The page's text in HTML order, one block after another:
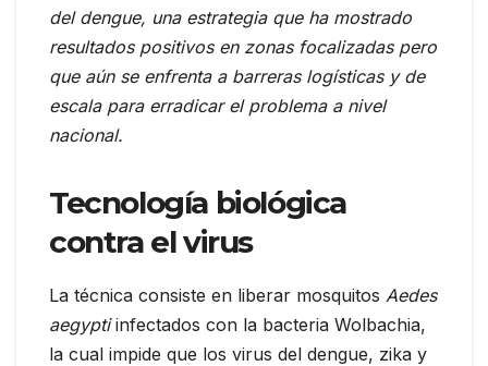
del dengue, una estrategia que ha mostrado
resultados positivos en zonas focalizadas pero
que aún se enfrenta a barreras logísticas y de
escala para erradicar el problema a nivel
nacional.
Tecnología biológica
contra el virus
La técnica consiste en liberar mosquitos Aedes
aegyptiinfectados con la bacteria Wolbachia,
la cual impide que los virus del dengue, zika y